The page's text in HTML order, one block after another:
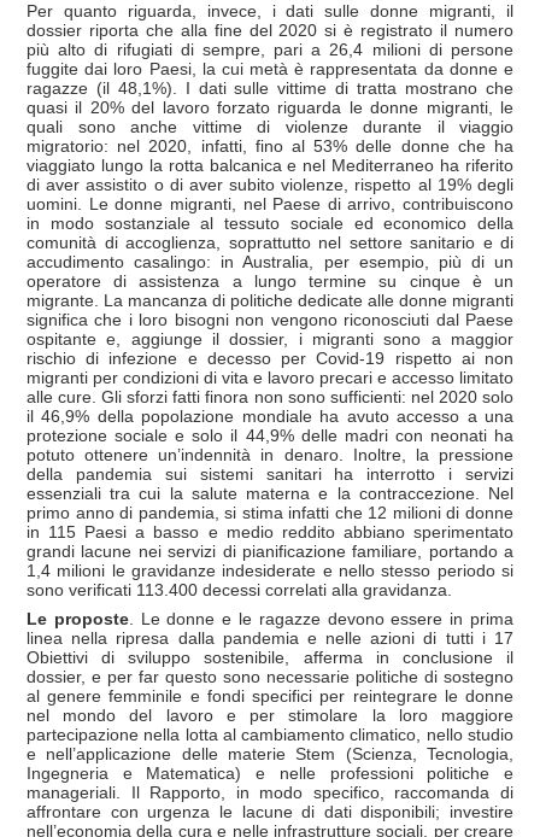
Per quanto riguarda, invece, i dati sulle donne migranti, il
dossier riporta che alla fine del 2020 si è registrato il numero
più alto di rifugiati di sempre, pari a 26,4 milioni di persone
fuggite dai loro Paesi, la cui metà è rappresentata da donne e
ragazze (il 48,1%). I dati sulle vittime di tratta mostrano che
quasi il 20% del lavoro forzato riguarda le donne migranti, le
quali sono anche vittime di violenze durante il viaggio
migratorio: nel 2020, infatti, fino al 53% delle donne che ha
viaggiato lungo la rotta balcanica e nel Mediterraneo ha riferito
di aver assistito o di aver subito violenze, rispetto al 19% degli
uomini. Le donne migranti, nel Paese di arrivo, contribuiscono
in modo sostanziale al tessuto sociale ed economico della
comunità di accoglienza, soprattutto nel settore sanitario e di
accudimento casalingo: in Australia, per esempio, più di un
operatore di assistenza a lungo termine su cinque è un
migrante. La mancanza di politiche dedicate alle donne migranti
significa che i loro bisogni non vengono riconosciuti dal Paese
ospitante e, aggiunge il dossier, i migranti sono a maggior
rischio di infezione e decesso per Covid-19 rispetto ai non
migranti per condizioni di vita e lavoro precari e accesso limitato
alle cure. Gli sforzi fatti finora non sono sufficienti: nel 2020 solo
il 46,9% della popolazione mondiale ha avuto accesso a una
protezione sociale e solo il 44,9% delle madri con neonati ha
potuto ottenere un’indennità in denaro. Inoltre, la pressione
della pandemia sui sistemi sanitari ha interrotto i servizi
essenziali tra cui la salute materna e la contraccezione. Nel
primo anno di pandemia, si stima infatti che 12 milioni di donne
in 115 Paesi a basso e medio reddito abbiano sperimentato
grandi lacune nei servizi di pianificazione familiare, portando a
1,4 milioni le gravidanze indesiderate e nello stesso periodo si
sono verificati 113.400 decessi correlati alla gravidanza.
Le proposte. Le donne e le ragazze devono essere in prima
linea nella ripresa dalla pandemia e nelle azioni di tutti i 17
Obiettivi di sviluppo sostenibile, afferma in conclusione il
dossier, e per far questo sono necessarie politiche di sostegno
al genere femminile e fondi specifici per reintegrare le donne
nel mondo del lavoro e per stimolare la loro maggiore
partecipazione nella lotta al cambiamento climatico, nello studio
e nell’applicazione delle materie Stem (Scienza, Tecnologia,
Ingegneria e Matematica) e nelle professioni politiche e
manageriali. Il Rapporto, in modo specifico, raccomanda di
affrontare con urgenza le lacune di dati disponibili; investire
nell’economia della cura e nelle infrastrutture sociali, per creare